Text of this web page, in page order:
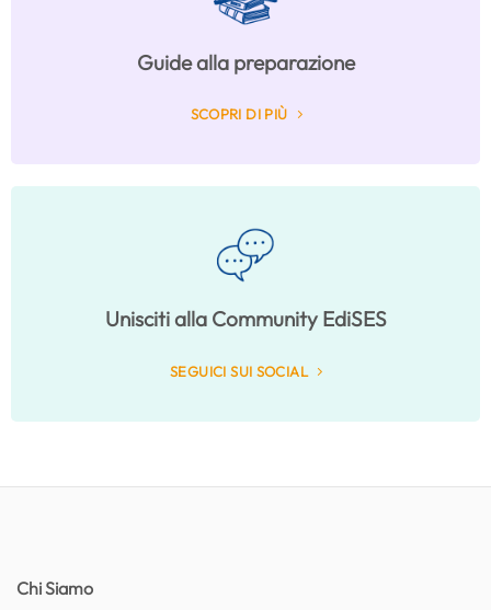
Guide alla preparazione
SCOPRI DI PIÙ
Unisciti alla Community EdiSES
SEGUICI SUI SOCIAL
Chi Siamo